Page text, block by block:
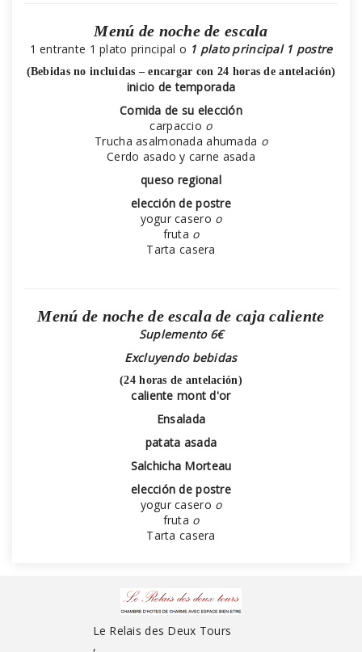
Menú de noche de escala
1 entrante 1 plato principal o 1 plato principal 1 postre
(Bebidas no incluidas – encargar con 24 horas de antelación)
inicio de temporada
Comida de su elección
carpaccio o
Trucha asalmonada ahumada o
Cerdo asado y carne asada
queso regional
elección de postre
yogur casero o
fruta o
Tarta casera
Menú de noche de escala de caja caliente
Suplemento 6€
Excluyendo bebidas
(24 horas de antelación)
caliente mont d'or
Ensalada
patata asada
Salchicha Morteau
elección de postre
yogur casero o
fruta o
Tarta casera
Le Relais des Deux Tours
,